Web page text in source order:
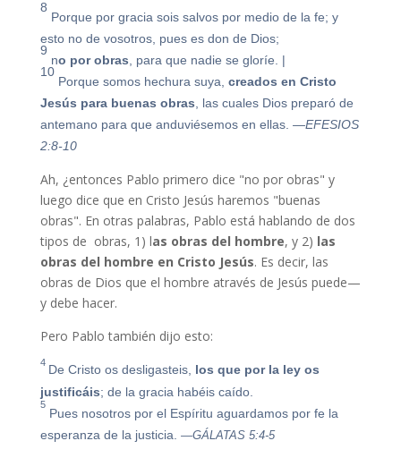
8
Porque por gracia sois salvos por medio de la fe; y
esto no de vosotros, pues es don de Dios;
9
no por obras , para que nadie se gloríe.
|
10
Porque somos hechura suya, creados en Cristo
Jesús para buenas obras , las cuales Dios preparó de
antemano para que anduviésemos en ellas. —EFESIOS
2:8-10
Ah, ¿entonces Pablo primero dice "no por obras" y
luego dice que en Cristo Jesús haremos "buenas
obras". En otras palabras, Pablo está hablando de dos
tipos de obras, 1) las obras del hombre, y 2) las
obras del hombre en Cristo Jesús. Es decir, las
obras de Dios que el hombre através de Jesús puede—
y debe hacer.
Pero Pablo también dijo esto:
4 De Cristo os desligasteis, los que por la ley os
justificáis; de la gracia habéis caído.
5
Pues nosotros por el Espíritu aguardamos por fe la
esperanza de la justicia. —GÁLATAS 5:4-5